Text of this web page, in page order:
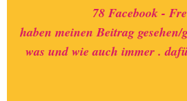
78 Facebook -
haben meinen Beitrag gesehen/
was und wie auch immer .